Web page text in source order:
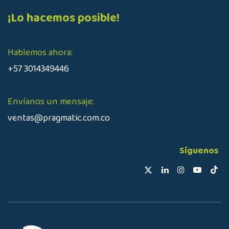
¡Lo hacemos posible!
Hablemos ahora:
+57 3014349446
Envíanos un mensaje:
ventas@pragmatic.com.co
Síguenos